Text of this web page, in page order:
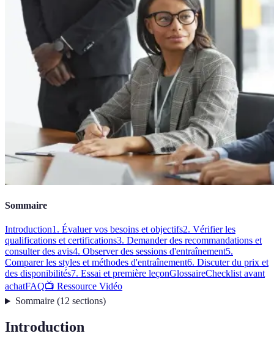
Sommaire
Introduction1. Évaluer vos besoins et objectifs2. Vérifier les
qualifications et certifications3. Demander des recommandations et
consulter des avis4. Observer des sessions d'entraînement5.
Comparer les styles et méthodes d'entraînement6. Discuter du prix et
des disponibilités7. Essai et première leçonGlossaireChecklist avant
achatFAQ📺 Ressource Vidéo
Sommaire(12 sections)
Introduction